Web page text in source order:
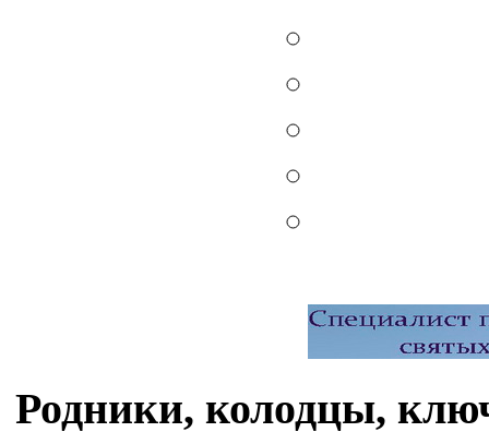
Родники, колодцы,